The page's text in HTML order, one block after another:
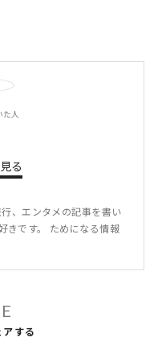
人
る
、エンタメの記事を書い
きです。 ためになる情報
アする